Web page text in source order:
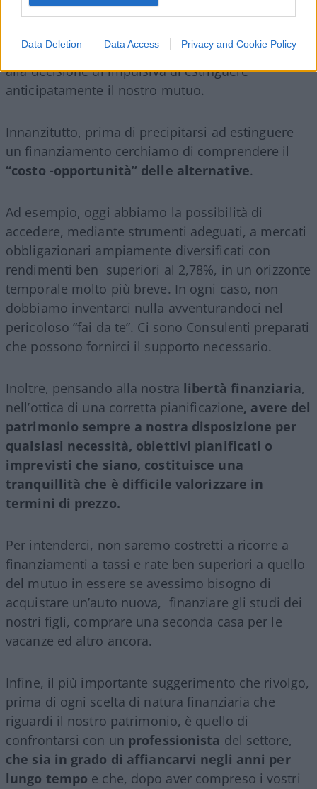
Data Deletion Data Access Privacy and Cookie Policy
risultato?
Ci ritroveremmo con 67.656,06 euro in più rispetto
alla decisione di impulsiva di estinguere
anticipatamente il nostro mutuo.
Innanzitutto, prima di precipitarsi ad estinguere
un finanziamento cerchiamo di comprendere il
“costo -opportunità” delle alternative.
Ad esempio, oggi abbiamo la possibilità di
accedere, mediante strumenti adeguati, a mercati
obbligazionari ampiamente diversificati con
rendimenti ben superiori al 2,78%, in un orizzonte
temporale molto più breve. In ogni caso, non
dobbiamo inventarci nulla avventurandoci nel
pericoloso “fai da te”. Ci sono Consulenti preparati
che possono fornirci il supporto necessario.
Inoltre, pensando alla nostra libertà finanziaria,
nell’ottica di una corretta pianificazione, avere del
patrimonio sempre a nostra disposizione per
qualsiasi necessità, obiettivi pianificati o
imprevisti che siano, costituisce una
tranquillità che è difficile valorizzare in
termini di prezzo.
Per intenderci, non saremo costretti a ricorre a
finanziamenti a tassi e rate ben superiori a quello
del mutuo in essere se avessimo bisogno di
acquistare un’auto nuova, finanziare gli studi dei
nostri figli, comprare una seconda casa per le
vacanze ed altro ancora.
Infine, il più importante suggerimento che rivolgo,
prima di ogni scelta di natura finanziaria che
riguardi il nostro patrimonio, è quello di
confrontarsi con un professionista del settore,
che sia in grado di affiancarvi negli anni per
lungo tempo e che, dopo aver compreso i vostri